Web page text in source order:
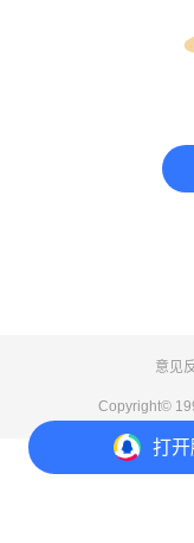
打开
意见
Copyright©